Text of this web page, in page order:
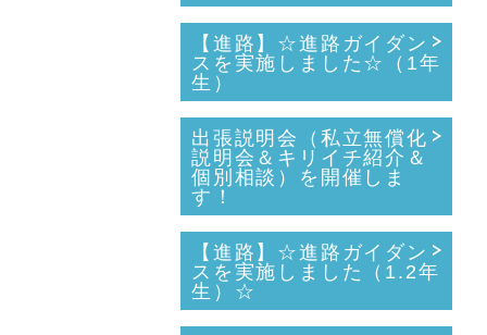
【進路】☆進路ガイダン
スを実施しました☆（1年
生）
出張説明会（私立無償化
説明会＆キリイチ紹介＆
個別相談）を開催しま
す！
【進路】☆進路ガイダン
スを実施しました（1.2年
生）☆